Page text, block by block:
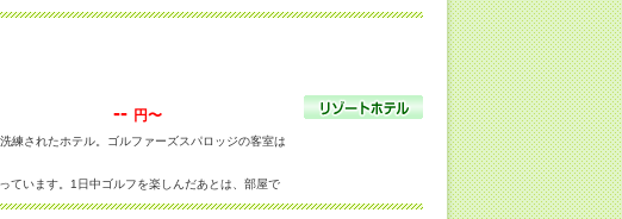
るが、アンダマン海を臨むシービューのお部屋がお
スまで館内で全て事足りるよう充実した設備を誇
練されたホテル。ゴルファーズスパロッジの客室は
ています。1日中ゴルフを楽しんだあとは、部屋で
ほかのプレイヤーを眺めることができます。
-- 円〜